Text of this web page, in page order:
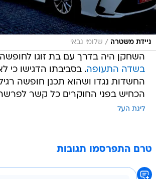
ניידת משטרה / שלומי גבאי
השחקן היה בדרך עם בת זוגו
בשדה התעופה. בסביבתו הדגישו כי
החשדות נגדו ושהוא תכנן חופשה
הכחיש בפני החוקרים כל קשר
ליגת העל
טרם התפרסמו תגובות